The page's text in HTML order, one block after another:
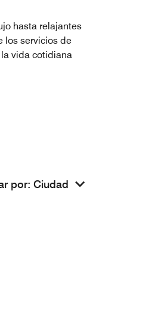
hasta relajantes
los servicios de
vida cotidiana
por: Ciudad